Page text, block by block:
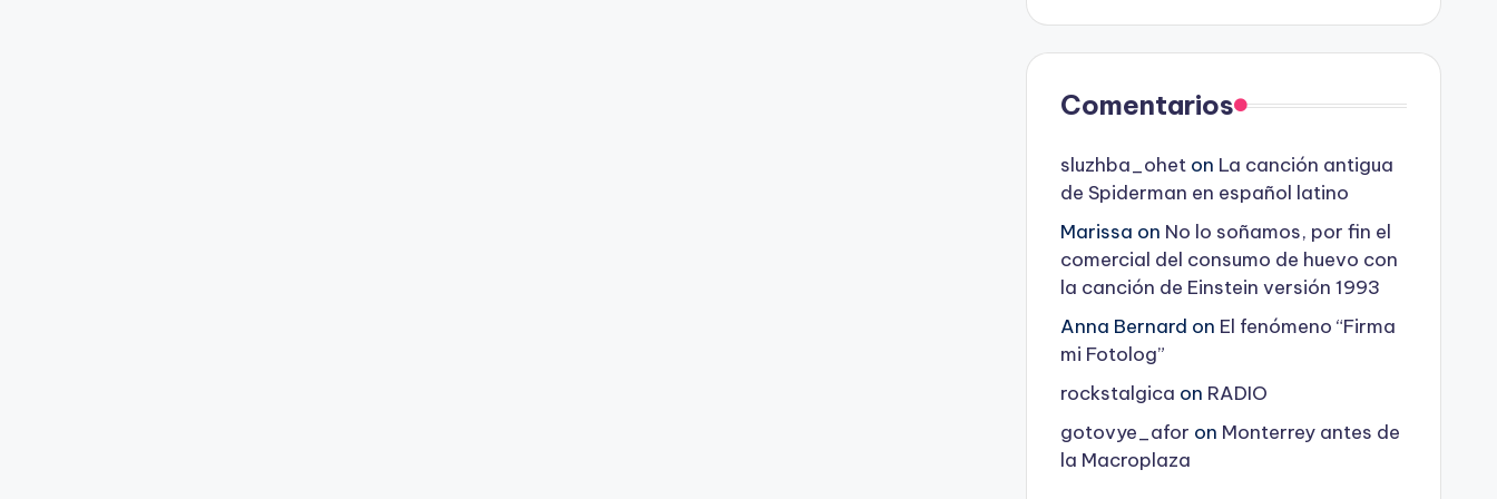
Comentarios
sluzhba_oheton La canción antigua
de Spiderman en español latino
Marissa on No lo soñamos, por fin el
comercial del consumo de huevo con
la canción de Einstein versión 1993
Anna Bernard on El fenómeno “Firma
mi Fotolog”
rockstalgica on RADIO
gotovye_afor on Monterrey antes de
la Macroplaza